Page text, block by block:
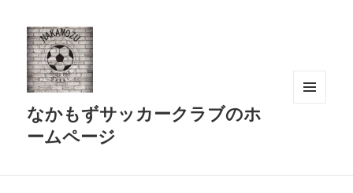
なかもずサッカークラブのホ
ームページ